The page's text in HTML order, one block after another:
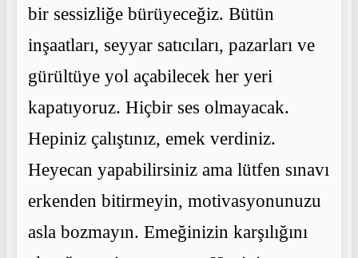
bir sessizliğe bürüyeceğiz. Bütün
inşaatları, seyyar satıcıları, pazarları ve
gürültüye yol açabilecek her yeri
kapatıyoruz. Hiçbir ses olmayacak.
Hepiniz çalıştınız, emek verdiniz.
Heyecan yapabilirsiniz ama lütfen sınavı
erkenden bitirmeyin, motivasyonunuzu
asla bozmayın. Emeğinizin karşılığını